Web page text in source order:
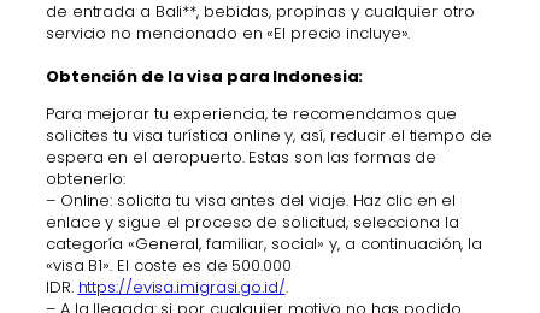
de entrada a Bali**, bebidas, propinas y cualquier otro
servicio no mencionado en «El precio incluye».
Obtención de la visa para Indonesia:
Para mejorar tu experiencia, te recomendamos que
solicites tu visa turística online y, así, reducir el tiempo de
espera en el aeropuerto. Estas son las formas de
obtenerlo:
– Online: solicita tu visa antes del viaje. Haz clic en el
enlace y sigue el proceso de solicitud, selecciona la
categoría «General, familiar, social» y, a continuación, la
«visa B1». El coste es de 500.000
IDR. https://evisa.imigrasi.go.id/.